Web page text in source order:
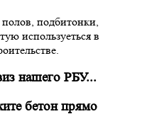
полов, подбитонки,
используеться в
нашего РБУ...
бетон прямо